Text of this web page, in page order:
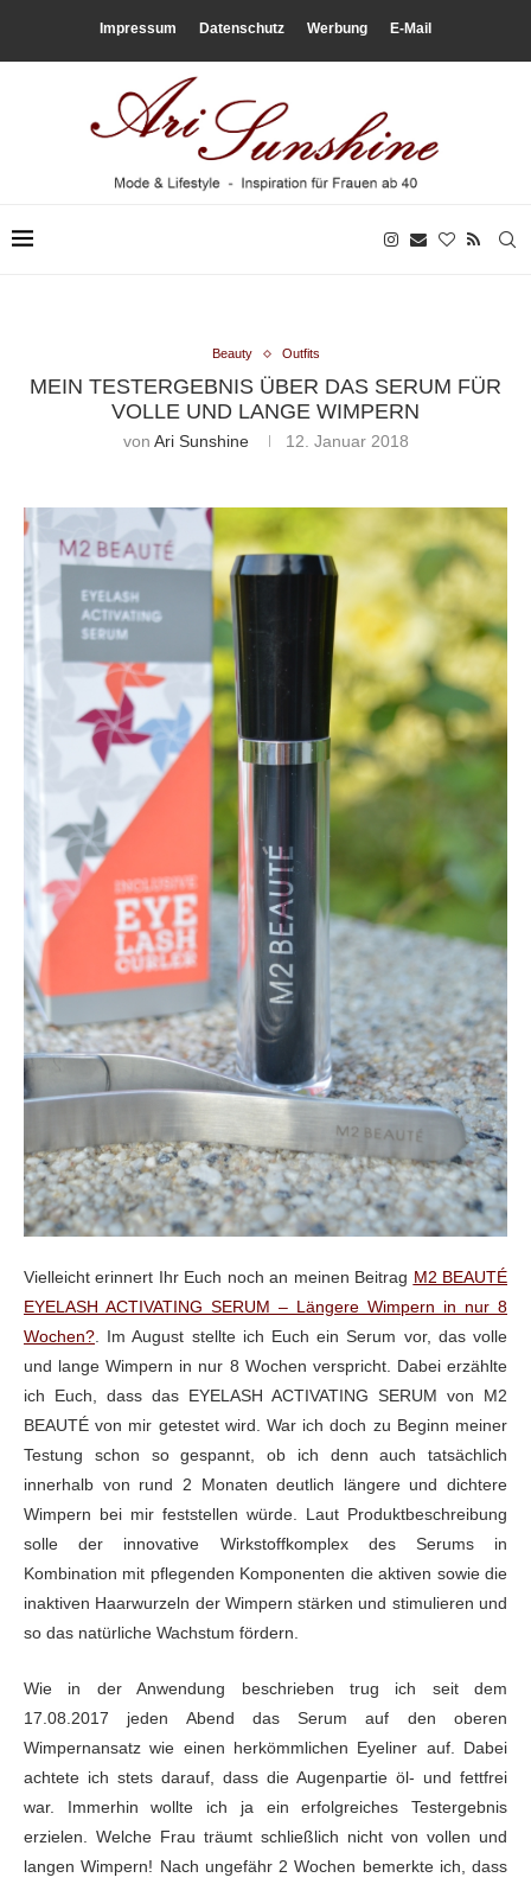
Impressum Datenschutz Werbung E-Mail
Beauty Outfits
MEIN TESTERGEBNIS ÜBER DAS SERUM FÜR
VOLLE UND LANGE WIMPERN
von Ari Sunshine 12. Januar 2018
Vielleicht erinnert Ihr Euch noch an meinen Beitrag M2 BEAUTÉ
EYELASH ACTIVATING SERUM – Längere Wimpern in nur 8
Wochen? . Im August stellte ich Euch ein Serum vor, das volle
und lange Wimpern in nur 8 Wochen verspricht. Dabei erzählte
ich Euch, dass das EYELASH ACTIVATING SERUM von M2
BEAUTÉ von mir getestet wird. War ich doch zu Beginn meiner
Testung schon sogespannt, ob ich denn auch tatsächlich
innerhalb von rund 2 Monaten deutlich längere und dichtere
Wimpern bei mir feststellen würde. Laut Produktbeschreibung
solle der innovative Wirkstoffkomplex des Serums in
Kombination mit pflegenden Komponenten die aktiven sowie die
inaktiven Haarwurzeln der Wimpern stärken und stimulieren und
so das natürliche Wachstum fördern.
Wie in der Anwendung beschrieben trug ich seit dem
17.08.2017 jeden Abend das Serum auf den oberen
Wimpernansatz wie einen herkömmlichen Eyeliner auf. Dabei
achtete ich stets darauf, dass die Augenpartie öl- und fettfrei
war. Immerhin wollte ich ja ein erfolgreiches Testergebnis
erzielen. Welche Frau träumt schließlich nicht von vollen und
langen Wimpern! Nach ungefähr 2 Wochen bemerkte ich, dass